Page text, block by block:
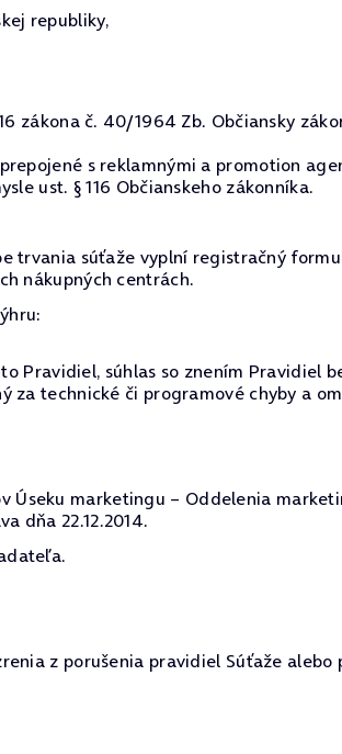
republiky,
zákona č. 40/1964 Zb. Občiansky
s reklamnými a promotion
ust. § 116 Občianskeho zákonníka.
trvania súťaže vyplní registračný
nákupných centrách.
Pravidiel, súhlas so znením Pravidiel
technické či programové chyby a
Úseku marketingu – Oddelenia
dňa 22.12.2014.
z porušenia pravidiel Súťaže